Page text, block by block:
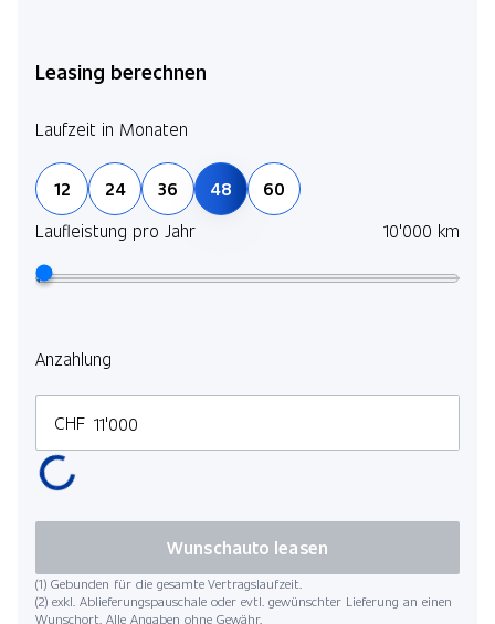
Leasing berechnen
Laufzeit in Monaten
12 24 36 48
60
Laufleistung pro Jahr
10'000 km
Anzahlung
CHF
(1) Gebunden für die gesamte Vertragslaufzeit.
(2) exkl. Ablieferungspauschale oder evtl. gewünschter Lieferung an einen
Wunschort. Alle Angaben ohne Gewähr.
Wunschauto leasen